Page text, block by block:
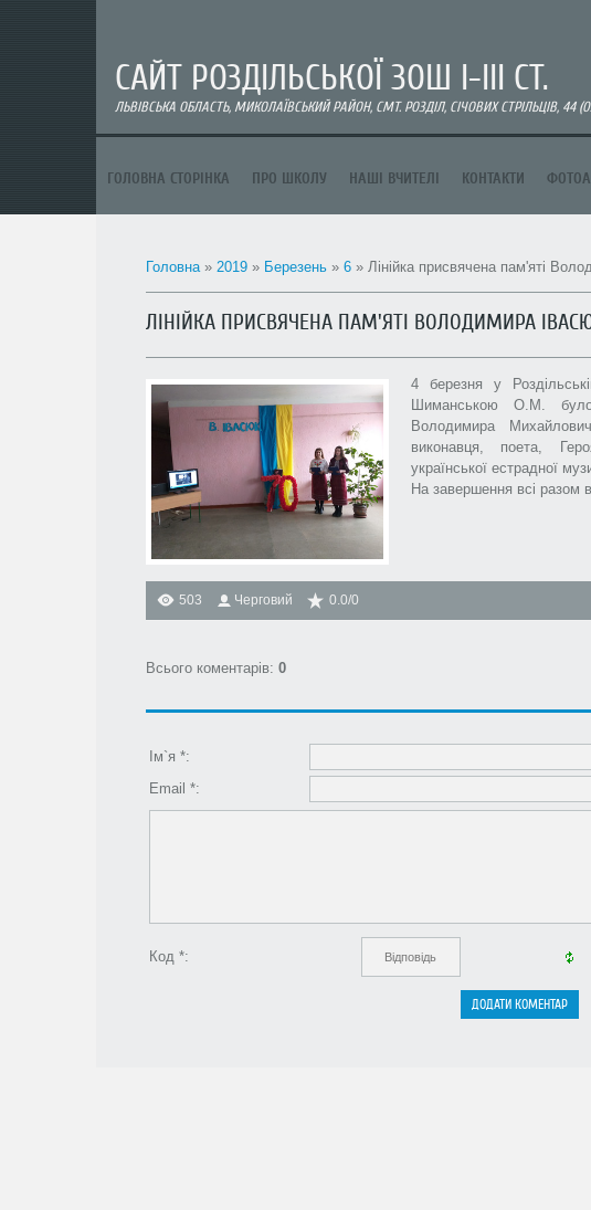
CАЙТ РОЗДІЛЬСЬКОЇ ЗОШ І-ІІІ СТ.
ЛЬВІВСЬКА ОБЛАСТЬ, МИКОЛАЇВСЬКИЙ РАЙОН, СМТ. РОЗДІЛ, СІЧОВИХ СТРІЛЬЦІВ, 44
ГОЛОВНА СТОРІНКА ПРО ШКОЛУ НАШІ ВЧИТЕЛІ КОНТАКТИ
Головна» 2019 » Березень » 6 » Лінійка присвячена пам'яті
ЛІНІЙКА ПРИСВЯЧЕНА ПАМ'ЯТІ ВОЛОДИМИРА
4 березня у
Шиманською О.М. було
Володимира
виконавця, поета,
української естрадної
На завершення всі разом
503 Черговий 0.0/0
Всього коментарів: 0
Ім`я *:
Email *:
Код *: